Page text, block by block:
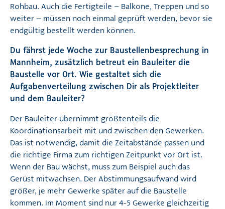
Rohbau. Auch die Fertigteile – Balkone, Treppen und so
weiter – müssen noch einmal geprüft werden, bevor sie
endgültig bestellt werden können.
Du fährst jede Woche zur Baustellenbesprechung in
Mannheim, zusätzlich betreut ein Bauleiter die
Baustelle vor Ort. Wie gestaltet sich die
Aufgabenverteilung zwischen Dir als Projektleiter
und dem Bauleiter?
Der Bauleiter übernimmt größtenteils die
Koordinationsarbeit mit und zwischen den Gewerken.
Das ist notwendig, damit die Zeitabstände passen und
die richtige Firma zum richtigen Zeitpunkt vor Ort ist.
Wenn der Bau wächst, muss zum Beispiel auch das
Gerüst mitwachsen. Der Abstimmungsaufwand wird
größer, je mehr Gewerke später auf die Baustelle
kommen. Im Moment sind nur 4-5 Gewerke gleichzeitig